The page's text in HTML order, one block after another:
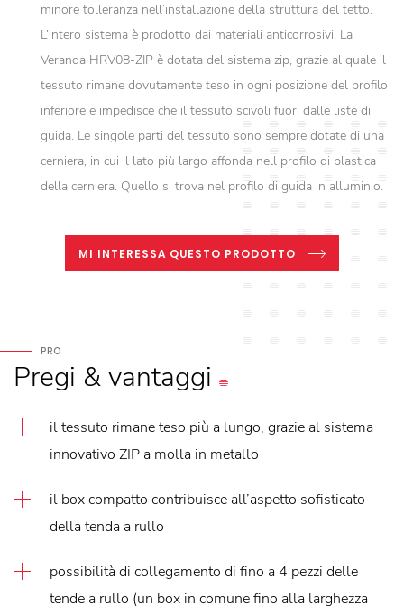
minore tolleranza nell’installazione della struttura del tetto.
L’intero sistema è prodotto dai materiali anticorrosivi. La
Veranda HRV08-ZIP è dotata del sistema zip, grazie al quale il
tessuto rimane dovutamente teso in ogni posizione del profilo
inferiore e impedisce che il tessuto scivoli fuori dalle liste di
guida. Le singole parti del tessuto sono sempre dotate di una
cerniera, in cui il lato più largo affonda nell profilo di plastica
della cerniera. Quello si trova nel profilo di guida in alluminio.
MI INTERESSA QUESTO PRODOTTO
PRO
Pregi &vantaggi
il tessuto rimane teso più a lungo, grazie al sistema
innovativo ZIP a molla in metallo
il box compatto contribuisce all’aspetto sofisticato
della tenda a rullo
possibilità di collegamento di fino a 4 pezzi delle
tende a rullo (un box in comune fino alla larghezza